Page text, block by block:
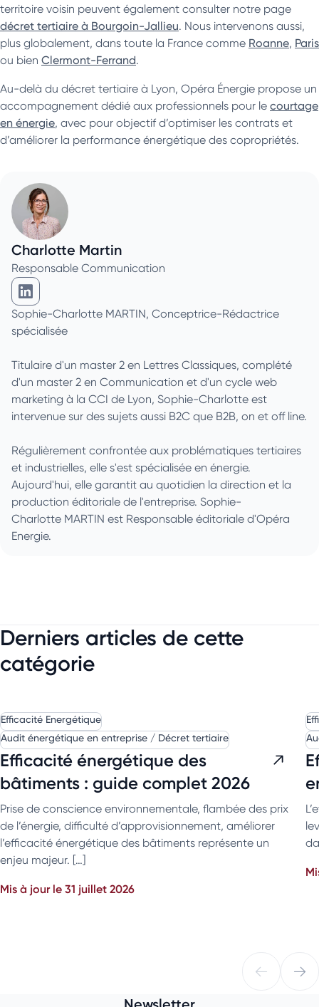
territoire voisin peuvent également consulter notre page
décret tertiaire à Bourgoin-Jallieu. Nous intervenons aussi,
plus globalement, dans toute la France comme Roanne, Paris
ou bien Clermont-Ferrand.
Au-delà du décret tertiaire à Lyon, Opéra Énergie propose un
accompagnement dédié aux professionnels pour le courtage
en énergie, avec pour objectif d’optimiser les contrats et
d’améliorer la performance énergétique des copropriétés.
Charlotte Martin
Responsable Communication
Charlotte Martin sur Linkedin
Sophie-Charlotte MARTIN, Conceptrice-Rédactrice
spécialisée
Titulaire d'un master 2 en Lettres Classiques, complété
d'un master 2 en Communication et d'un cycle web
marketing à la CCI de Lyon, Sophie-Charlotte est
intervenue sur des sujets aussi B2C que B2B, on et off line.
Régulièrement confrontée aux problématiques tertiaires
et industrielles, elle s'est spécialisée en énergie.
Aujourd'hui, elle garantit au quotidien la direction et la
production éditoriale de l'entreprise. Sophie-
Charlotte MARTIN est Responsable éditoriale d'Opéra
Energie.
Derniers articles de cette
catégorie
Efficacité Energétique
Audit énergétique en entreprise / Décret tertiaire
Efficacité énergétique des
bâtiments : guide complet 2026
Prise de conscience environnementale, flambée des prix
de l’énergie, difficulté d’approvisionnement, améliorer
l’efficacité énergétique des bâtiments représente un
enjeu majeur. […]
Mis à jour le 31 juillet 2026